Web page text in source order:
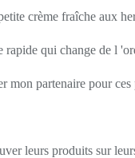
crème fraîche aux
rapide qui change de l
mon partenaire pour ces
leurs produits sur